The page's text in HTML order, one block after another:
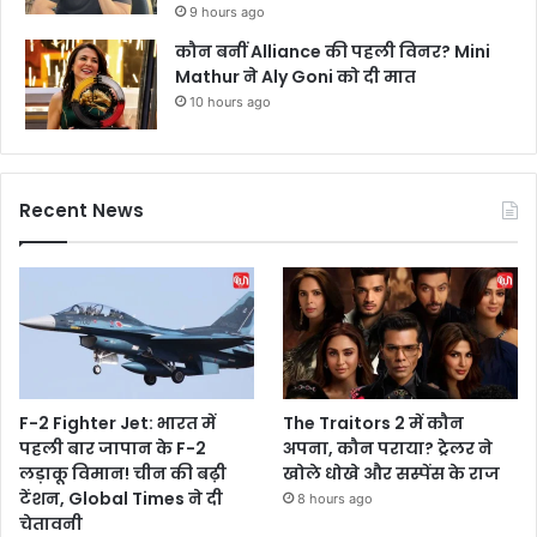
9 hours ago
कौन बनीं Alliance की पहली विनर? Mini
Mathur ने Aly Goni को दी मात
10 hours ago
Recent News
F-2 Fighter Jet: भारत में
पहली बार जापान के F-2
लड़ाकू विमान! चीन की बढ़ी
टेंशन, Global Times ने दी
चेतावनी
The Traitors 2 में कौन
अपना, कौन पराया? ट्रेलर ने
खोले धोखे और सस्पेंस के राज
8 hours ago